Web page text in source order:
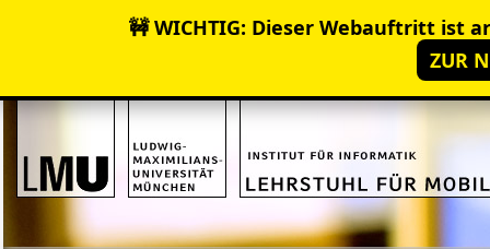
🚧 WICHTIG: Dieser Webauftritt ist
ZUR